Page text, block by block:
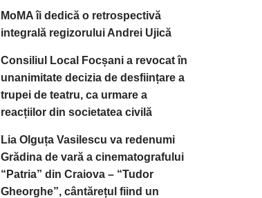
MoMA îi dedică o retrospectivă
integrală regizorului Andrei Ujică
Consiliul Local Focșani a revocat în
unanimitate decizia de desființare a
trupei de teatru, ca urmare a
reacțiilor din societatea civilă
Lia Olguța Vasilescu va redenumi
Grădina de vară a cinematografului
“Patria” din Craiova – “Tudor
Gheorghe”, cântărețul fiind un